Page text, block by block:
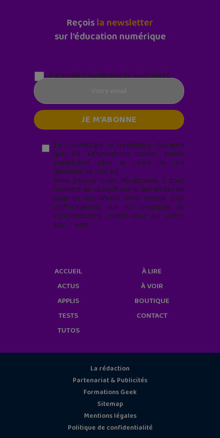
Reçoisla newsletter
sur l'éducation numérique
Parentalité numérique (le lundi matin)
En soumettant ce formulaire, j’accepte
que les informations saisies soient
exploitées* dans le cadre de ma
demande de contact.
Vous pouvez vous désabonner à tout
moment en cliquant sur le lien en bas de
page de nos emails. Pour obtenir plus
d'informations sur nos pratiques de
confidentialité, rendez-vous sur notre
site web
ACCUEIL
ACTUS
APPLIS
TESTS
TUTOS
À LIRE
À VOIR
BOUTIQUE
CONTACT
La rédaction
Partenariat & Publicités
Formations Geek
Sitemap
Mentions légales
Politique de confidentialité